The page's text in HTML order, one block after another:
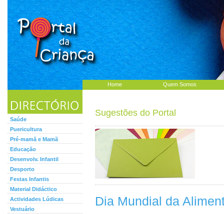
Home Quem Somos
Saúde
Puericultura
Pré-mamã e Mamã
Educação
Desenvolv. Infantil
Desporto
Festas Infantis
Material Didáctico
Actividades Lúdicas
Vestuário
Sugestões do Portal
Dia Mundial da